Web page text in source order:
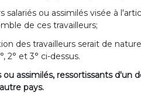
salariés ou assimilés visée à
de ces travailleurs;
des travailleurs serait de
2° et 3° ci-dessus.
ou assimilés, ressortissants
pays.